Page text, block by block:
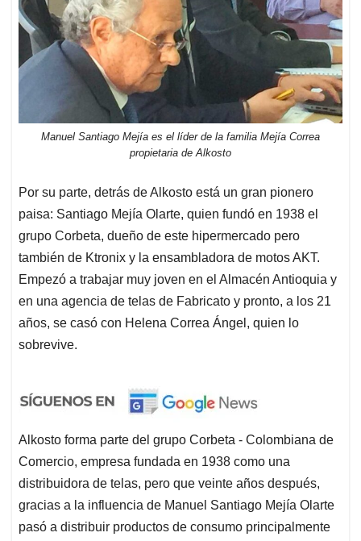
Manuel Santiago Mejía es el líder de la familia Mejía Correa
propietaria de Alkosto
Por su parte, detrás de Alkosto está un gran pionero
paisa: Santiago Mejía Olarte, quien fundó en 1938 el
grupo Corbeta, dueño de este hipermercado pero
también de Ktronix y la ensambladora de motos AKT.
Empezó a trabajar muy joven en el Almacén Antioquia y
en una agencia de telas de Fabricato y pronto, a los 21
años, se casó con Helena Correa Ángel, quien lo
sobrevive.
Alkosto forma parte del grupo Corbeta - Colombiana de
Comercio, empresa fundada en 1938 como una
distribuidora de telas, pero que veinte años después,
gracias a la influencia de Manuel Santiago Mejía Olarte
pasó a distribuir productos de consumo principalmente